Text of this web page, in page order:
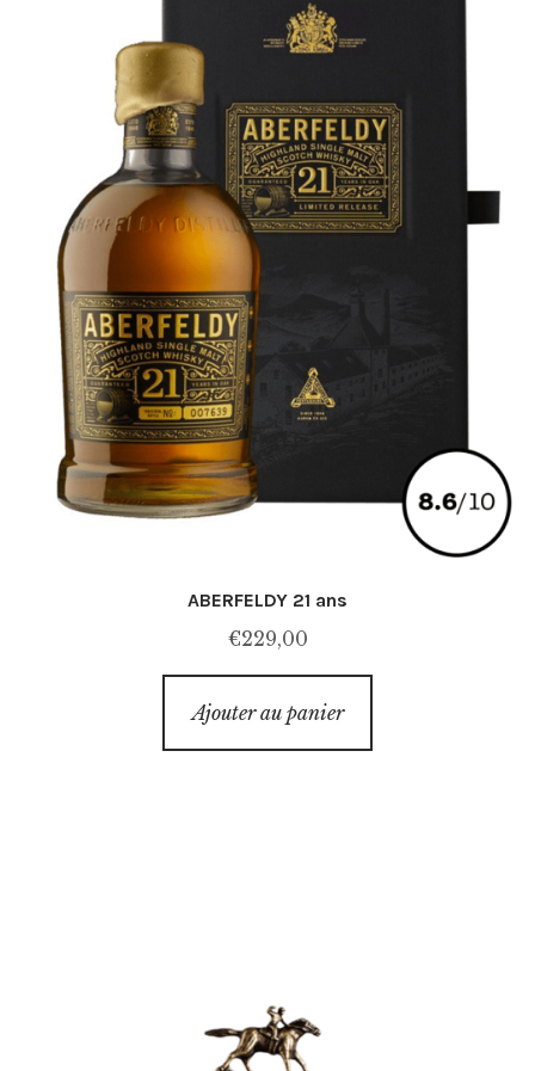
ABERFELDY 21 ans
€229,00
Ajouter au panier